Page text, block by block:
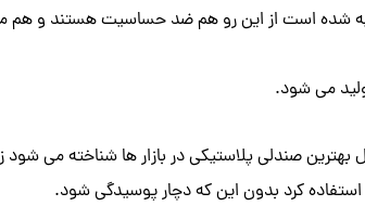
شده است از این رو هم ضد حساسیت هستند و هم
می شود.
صندلی پلاستیکی در بازار ها شناخته می شود
کرد بدون این که دچار پوسیدگی شود.